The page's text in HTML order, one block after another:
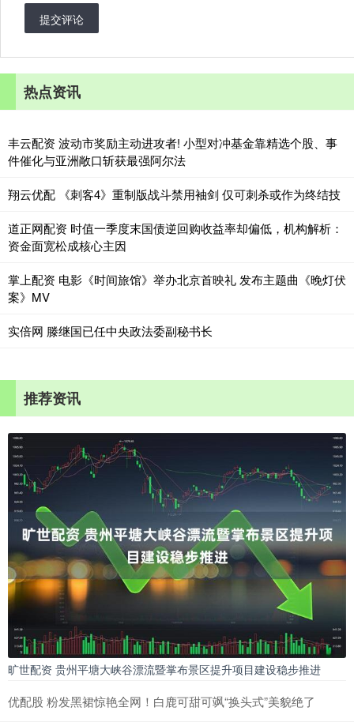
提交评论
热点资讯
丰云配资 波动市奖励主动进攻者! 小型对冲基金靠精选个股、事
件催化与亚洲敞口斩获最强阿尔法
翔云优配 《刺客4》重制版战斗禁用袖剑 仅可刺杀或作为终结技
道正网配资 时值一季度末国债逆回购收益率却偏低，机构解析：
资金面宽松成核心主因
掌上配资 电影《时间旅馆》举办北京首映礼 发布主题曲《晚灯伏
案》MV
实倍网 滕继国已任中央政法委副秘书长
推荐资讯
旷世配资 贵州平塘大峡谷漂流暨掌布景区提升项目建设稳步推进
优配股 粉发黑裙惊艳全网！白鹿可甜可飒“换头式”美貌绝了